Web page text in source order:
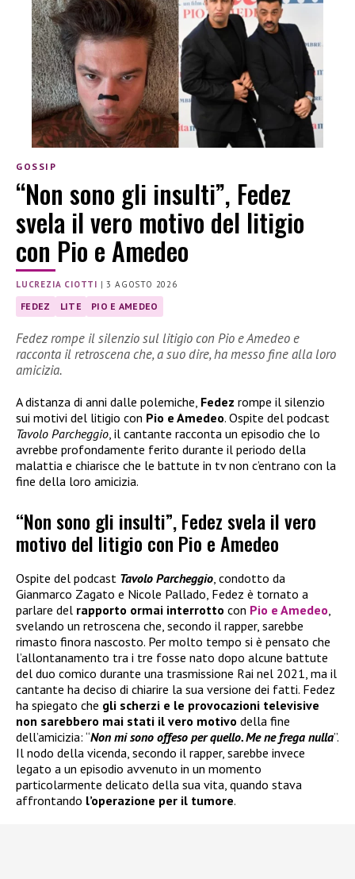
GOSSIP
“Non sono gli insulti”, Fedez
svela il vero motivo del litigio
con Pio e Amedeo
LUCREZIA CIOTTI |3 AGOSTO 2026
FEDEZ LITE PIO E AMEDEO
Fedez rompe il silenzio sul litigio con Pio e Amedeo e
racconta il retroscena che, a suo dire, ha messo fine alla loro
amicizia.
A distanza di anni dalle polemiche, Fedez rompe il silenzio
sui motivi del litigio con Pio e Amedeo. Ospite del podcast
Tavolo Parcheggio , il cantante racconta un episodio che lo
avrebbe profondamente ferito durante il periodo della
malattia e chiarisce che le battute in tv non c’entrano con la
fine della loro amicizia.
“Non sono gli insulti”, Fedez svela il vero
motivo del litigio con Pio e Amedeo
Ospite del podcast Tavolo Parcheggio, condotto da
Gianmarco Zagato e Nicole Pallado, Fedez è tornato a
parlare del rapporto ormai interrotto con Pio e Amedeo,
svelando un retroscena che, secondo il rapper, sarebbe
rimasto finora nascosto. Per molto tempo si è pensato che
l’allontanamento tra i tre fosse nato dopo alcune battute
del duo comico durante una trasmissione Rai nel 2021, ma il
cantante ha deciso di chiarire la sua versione dei fatti. Fedez
ha spiegato che gli scherzi e le provocazioni televisive
non sarebbero mai stati il vero motivo della fine
dell’amicizia: “Non mi sono offeso per quello. Me ne frega nulla”.
Il nodo della vicenda, secondo il rapper, sarebbe invece
legato a un episodio avvenuto in un momento
particolarmente delicato della sua vita, quando stava
affrontando l’operazione per il tumore.